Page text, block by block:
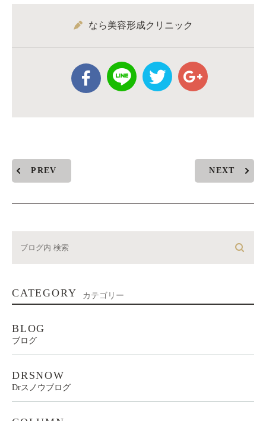
なら美容形成クリニック
PREV NEXT
CATEGORY カテゴリー
BLOG
ブログ
DRSNOW
Drスノウブログ